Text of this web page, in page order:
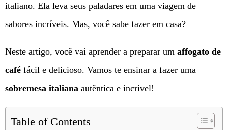
italiano. Ela leva seus paladares em uma viagem de
sabores incríveis. Mas, você sabe fazer em casa?
Neste artigo, você vai aprender a preparar um affogato de
café fácil e delicioso. Vamos te ensinar a fazer uma
sobremesa italiana autêntica e incrível!
Table of Contents